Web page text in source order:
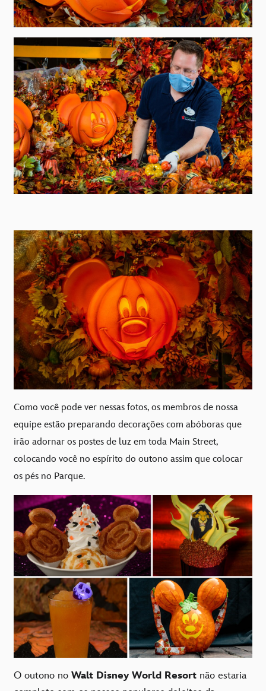
Como você pode ver nessas fotos, os membros de nossa
equipe estão preparando decorações com abóboras que
irão adornar os postes de luz em toda Main Street,
colocando você no espírito do outono assim que colocar
os pés no Parque.
O outono no Walt Disney World Resort não estaria